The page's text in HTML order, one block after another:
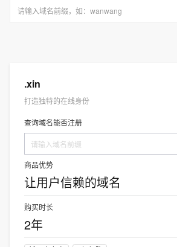
.xin
打造独特的在线身份
查询域名能否注册
商品优势
让用户信赖的域名
购买时长
2年